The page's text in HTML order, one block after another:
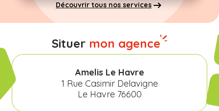
Découvrir tous nos services
Situer mon agence
Amelis Le Havre
1 Rue Casimir Delavigne
Le Havre 76600